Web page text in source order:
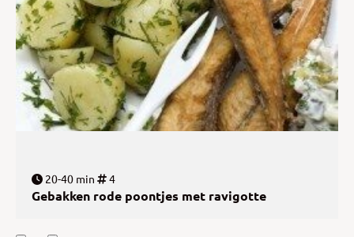
20-40 min 4
Gebakken rode poontjes met ravigotte